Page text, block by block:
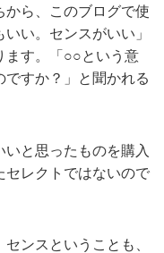
から、このブログで使
い。センスがいい」
ます。「○○という意
ですか？」と聞かれる
と思ったものを購入
セレクトではないので
ンスということも、